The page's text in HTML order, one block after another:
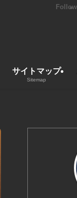
サイトマップ
Sitemap